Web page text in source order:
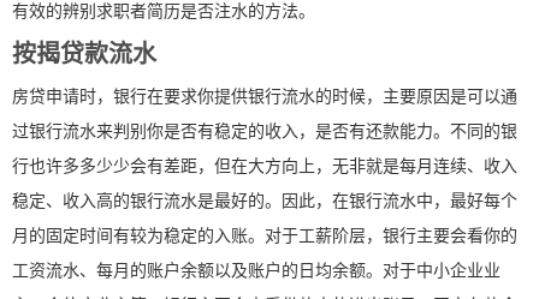
有效的辨别求职者简历是否注水的方法。
按揭贷款流水
房贷申请时，银行在要求你提供银行流水的时候，主要原因是可以通
过银行流水来判别你是否有稳定的收入，是否有还款能力。不同的银
行也许多多少少会有差距，但在大方向上，无非就是每月连续、收入
稳定、收入高的银行流水是最好的。因此，在银行流水中，最好每个
月的固定时间有较为稳定的入账。对于工薪阶层，银行主要会看你的
工资流水、每月的账户余额以及账户的日均余额。对于中小企业业